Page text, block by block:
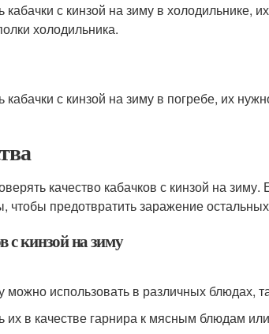
с кинзой на зиму в холодильнике,
холодильника.
с кинзой на зиму в погребе, их
качество кабачков с кинзой на
чтобы предотвратить заражение
с кинзой на зиму
можно использовать в различных блюдах,
в качестве гарнира к мясным блюдам